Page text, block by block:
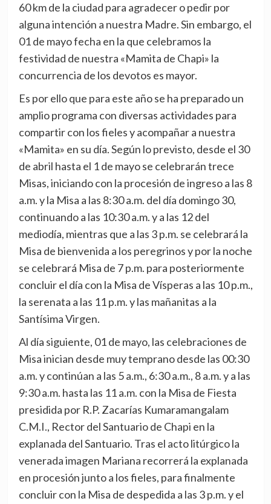
60 km de la ciudad para agradecer o pedir por
alguna intención a nuestra Madre. Sin embargo, el
01 de mayo fecha en la que celebramos la
festividad de nuestra «Mamita de Chapi» la
concurrencia de los devotos es mayor.
Es por ello que para este año se ha preparado un
amplio programa con diversas actividades para
compartir con los fieles y acompañar a nuestra
«Mamita» en su día. Según lo previsto, desde el 30
de abril hasta el 1 de mayo se celebrarán trece
Misas, iniciando con la procesión de ingreso a las 8
a.m. y la Misa a las 8:30 a.m. del día domingo 30,
continuando a las 10:30 a.m. y a las 12 del
mediodía, mientras que a las 3 p.m. se celebrará la
Misa de bienvenida a los peregrinos y por la noche
se celebrará Misa de 7 p.m. para posteriormente
concluir el día con la Misa de Vísperas a las 10 p.m.,
la serenata a las 11 p.m. y las mañanitas a la
Santísima Virgen.
Al día siguiente, 01 de mayo, las celebraciones de
Misa inician desde muy temprano desde las 00:30
a.m. y continúan a las 5 a.m., 6:30 a.m., 8 a.m. y a las
9:30 a.m. hasta las 11 a.m. con la Misa de Fiesta
presidida por R.P. Zacarías Kumaramangalam
C.M.I., Rector del Santuario de Chapi en la
explanada del Santuario. Tras el acto litúrgico la
venerada imagen Mariana recorrerá la explanada
en procesión junto a los fieles, para finalmente
concluir con la Misa de despedida a las 3 p.m. y el